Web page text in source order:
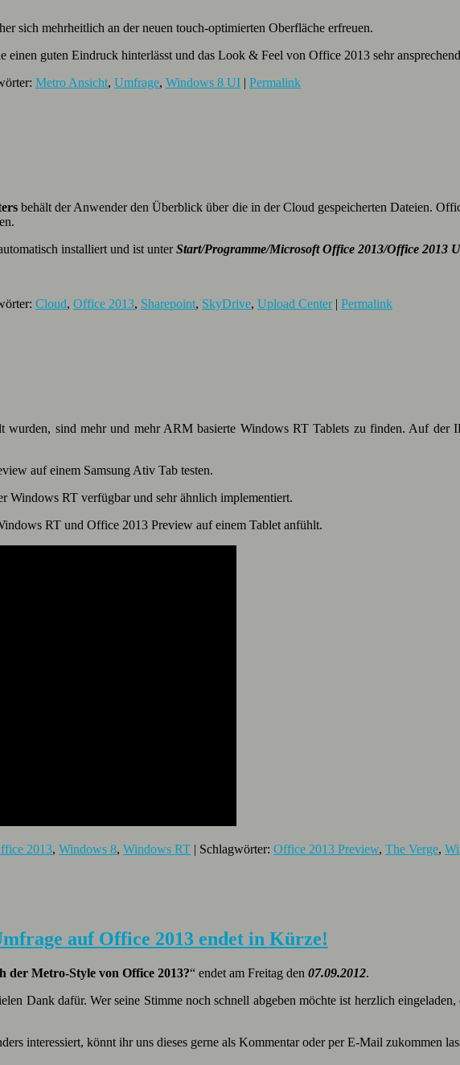
sich mehrheitlich an der neuen touch-optimierten Oberfläche erfreuen.
einen guten Eindruck hinterlässt und das Look & Feel von Office 2013 sehr
Metro Ansicht, Umfrage, Windows 8 UI | Permalink
behält der Anwender den Überblick über die in der Cloud gespeicherten Dateien.
installiert und ist unterStart/Programme/Microsoft Office 2013/Office 2013
Cloud, Office 2013, Sharepoint, SkyDrive, Upload Center| Permalink
wurden, sind mehr und mehr ARM basierte Windows RT Tablets zu finden. Auf der
auf einem Samsung Ativ Tab testen.
Windows RT verfügbar und sehr ähnlich implementiert.
RT und Office 2013 Preview auf einem Tablet anfühlt.
2013, Windows 8, Windows RT | Schlagwörter: Office 2013 Preview, The Verge,
auf Office 2013 endet in Kürze!
der Metro-Style von Office 2013?“ endet am Freitag den 07.09.2012.
Dank dafür. Wer seine Stimme noch schnell abgeben möchte ist herzlich
interessiert, könnt ihr uns dieses gerne als Kommentar oder per E-Mail zukommen